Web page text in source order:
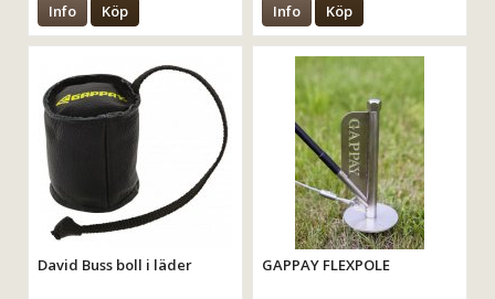
Info Köp Info Köp
David Buss boll i läder GAPPAY FLEXPOLE